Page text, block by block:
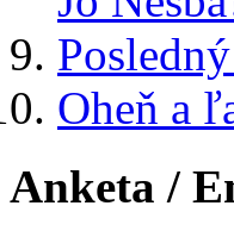
Oheň a
Anketa /